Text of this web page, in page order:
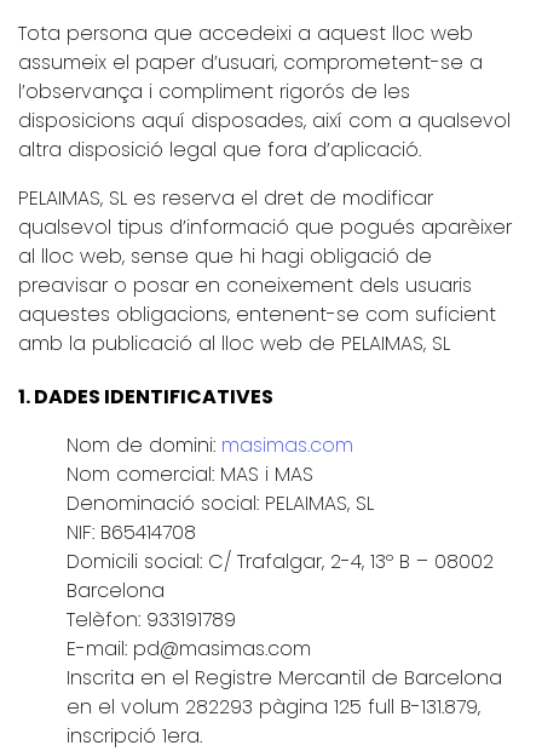
Tota persona que accedeixi a aquest lloc web
assumeix el paper d’usuari, comprometent-se a
l’observança i compliment rigorós de les
disposicions aquí disposades, així com a qualsevol
altra disposició legal que fora d’aplicació.
PELAIMAS, SL es reserva el dret de modificar
qualsevol tipus d’informació que pogués aparèixer
al lloc web, sense que hi hagi obligació de
preavisar o posar en coneixement dels usuaris
aquestes obligacions, entenent-se com suficient
amb la publicació al lloc web de PELAIMAS, SL
1. DADES IDENTIFICATIVES
Nom de domini: masimas.com
Nom comercial: MAS i MAS
Denominació social: PELAIMAS, SL
NIF: B65414708
Domicili social: C/ Trafalgar, 2-4, 13º B – 08002
Barcelona
Telèfon: 933191789
E-mail: pd@masimas.com
Inscrita en el Registre Mercantil de Barcelona
en el volum 282293 pàgina 125 full B-131.879,
inscripció 1era.